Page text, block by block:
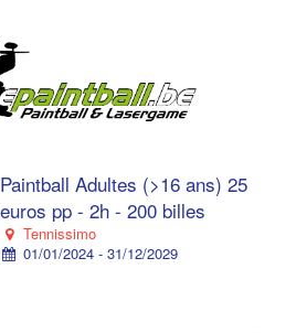
Paintball Adultes (>16 ans) 25
euros pp - 2h - 200 billes
Tennissimo
01/01/2024 - 31/12/2029